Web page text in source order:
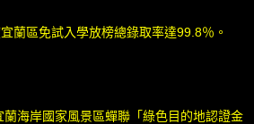
蘭區免試入學放榜總錄取率達99.8％。
蘭海岸國家風景區蟬聯「綠色目的地認證金